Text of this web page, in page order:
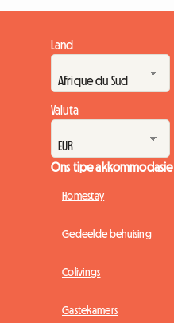
Land
Valuta
Ons tipe akkommodasie
Homestay
Gedeelde behuising
Colivings
Gastekamers